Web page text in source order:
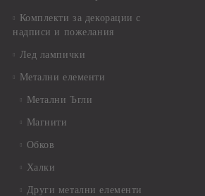
Комплекти за декорации с
надписи и пожелания
Лед лампички
Метални елементи
Метални Ъгли
Магнити
Обков
Халки
Други метални елементи